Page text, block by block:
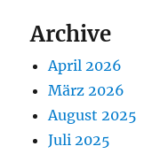
Archive
April 2026
März 2026
August 2025
Juli 2025